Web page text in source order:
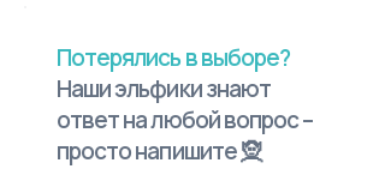
Потерялись в выборе?
Наши эльфики знают
ответ на любой вопрос –
просто напишите 🧝